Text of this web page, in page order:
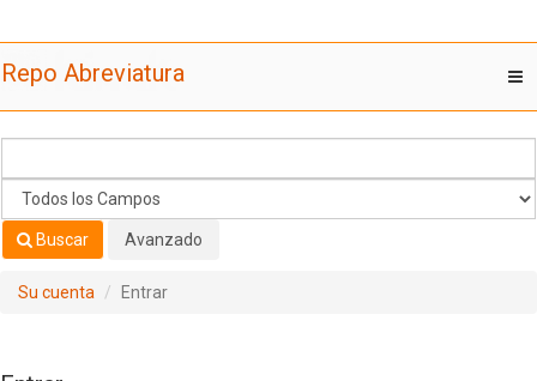
Repo Abreviatura
Buscar Avanzado
Su cuenta Entrar